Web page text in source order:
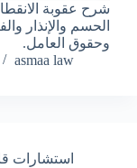
شرح عقوبة
وحقوق العامل.
asmaa law
استشارات